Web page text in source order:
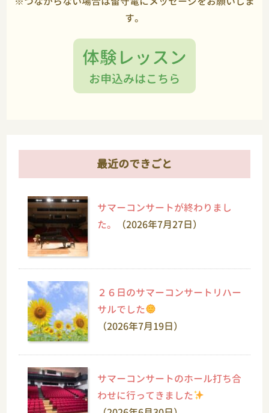
す。
体験レッスン
お申込みはこちら
最近のできごと
サマーコンサートが終わりまし
た。
（2026年7月27日）
２６日のサマーコンサートリハー
サルでした
（2026年7月19日）
サマーコンサートのホール打ち合
わせに行ってきました